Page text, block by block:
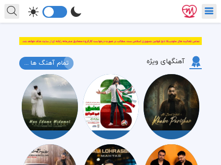
آهنگهای ویژه تمام آهنگ ها ...